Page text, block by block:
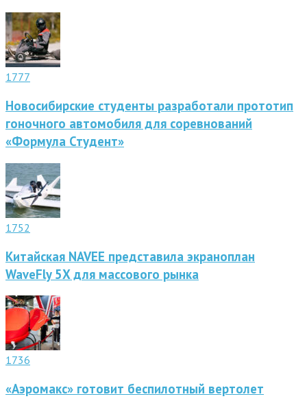
1777
Новосибирские студенты разработали прототип
гоночного автомобиля для соревнований
«Формула Студент»
1752
Китайская NAVEE представила экраноплан
WaveFly 5X для массового рынка
1736
«Аэромакс» готовит беспилотный вертолет